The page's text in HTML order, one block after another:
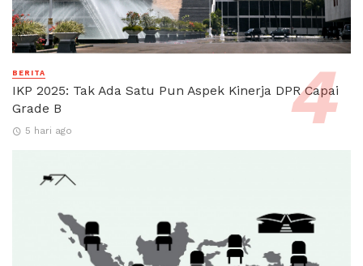
BERITA
IKP 2025: Tak Ada Satu Pun Aspek Kinerja DPR Capai
Grade B
5 hari ago